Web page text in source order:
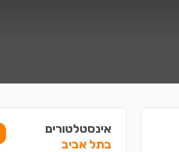
אינסטלטורים
בתל אביב